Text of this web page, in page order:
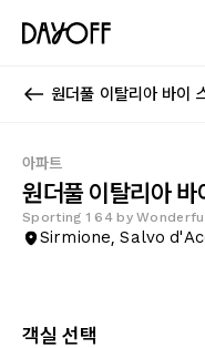
원더풀 이탈리아 바이
아파트
원더풀 이탈리아
Sporting 1 64 by
Sirmione, Salvo
객실 선택